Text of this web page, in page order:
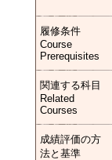
履修条件
Course
Prerequisites
関連する科目
Related
Courses
成績評価の方
法と基準